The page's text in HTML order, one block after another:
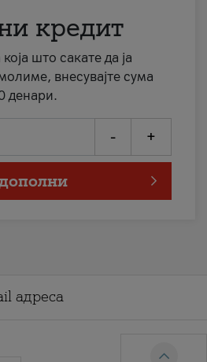
кредит
што сакате да ја
внесувајте сума
денари.
- +